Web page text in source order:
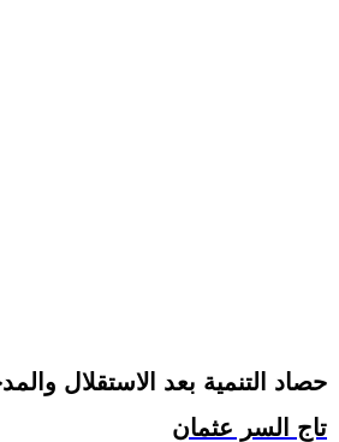
حصاد التنمية بعد الاستقلال
تاج السر عثمان